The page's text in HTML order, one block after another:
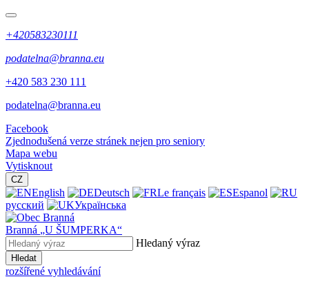
+420583230111
podatelna@branna.eu
+420 583 230 111
podatelna@branna.eu
Facebook
Zjednodušená verze stránek nejen pro seniory
Mapa webu
Vytisknout
CZ
English Deutsch Le français
Espanol
русский
Українська
Branná „U ŠUMPERKA“
Hledaný výraz
Hledat
rozšířené vyhledávání